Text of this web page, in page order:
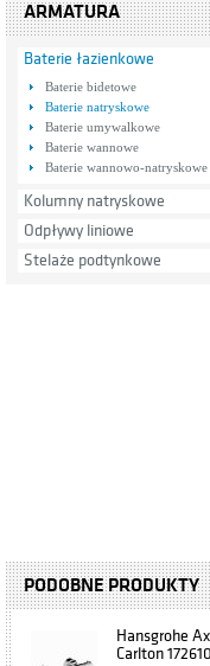
ARMATURA
Baterie łazienkowe
Baterie bidetowe
Baterie natryskowe
Baterie umywalkowe
Baterie wannowe
Baterie wannowo-natryskowe
Kolumny natryskowe
Odpływy liniowe
Stelaże podtynkowe
PODOBNE PRODUKTY
Hansgrohe
Carlton